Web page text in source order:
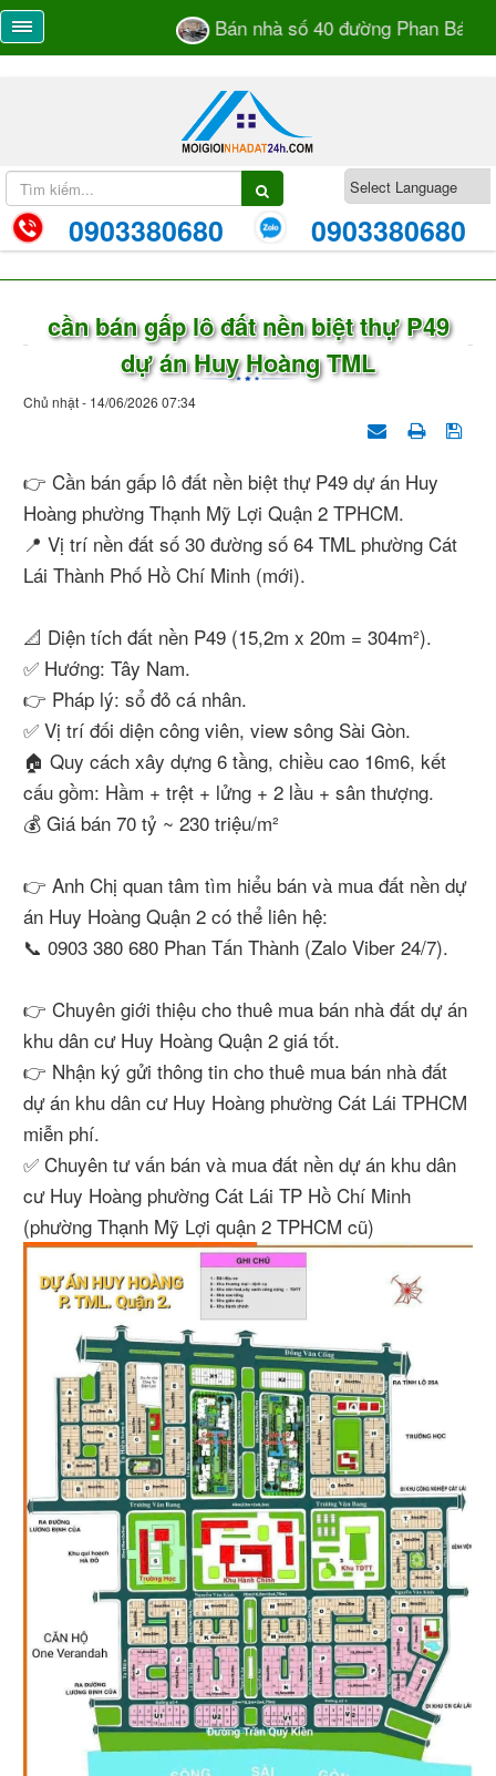
Bán nhà số 40 đường Phan Bá
0903380680 0903380680
cần bán gấp lô đất nền biệt thự P49
dự án Huy Hoàng TML
Chủ nhật - 14/06/2026 07:34
👉 Cần bán gấp lô đất nền biệt thự P49 dự án Huy
Hoàng phường Thạnh Mỹ Lợi Quận 2 TPHCM.
📍 Vị trí nền đất số 30 đường số 64 TML phường Cát
Lái Thành Phố Hồ Chí Minh (mới).
📐 Diện tích đất nền P49 (15,2m x 20m = 304m²).
✅ Hướng: Tây Nam.
👉 Pháp lý: sổ đỏ cá nhân.
✅ Vị trí đối diện công viên, view sông Sài Gòn.
🏠 Quy cách xây dựng 6 tầng, chiều cao 16m6, kết
cấu gồm: Hầm + trệt + lửng + 2 lầu + sân thượng.
💰 Giá bán 70 tỷ ~ 230 triệu/m²
👉 Anh Chị quan tâm tìm hiểu bán và mua đất nền dự
án Huy Hoàng Quận 2 có thể liên hệ:
📞 0903 380 680 Phan Tấn Thành (Zalo Viber 24/7).
👉 Chuyên giới thiệu cho thuê mua bán nhà đất dự án
khu dân cư Huy Hoàng Quận 2 giá tốt.
👉 Nhận ký gửi thông tin cho thuê mua bán nhà đất
dự án khu dân cư Huy Hoàng phường Cát Lái TPHCM
miễn phí.
✅ Chuyên tư vấn bán và mua đất nền dự án khu dân
cư Huy Hoàng phường Cát Lái TP Hồ Chí Minh
(phường Thạnh Mỹ Lợi quận 2 TPHCM cũ)